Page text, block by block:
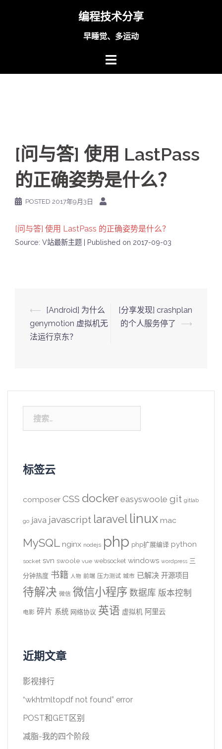
编程技术分享
早睡觉、多运动
[问与答] 使用 LastPass
的正确姿势是什么？
POSTED 2017年9月3日
[问与答] 使用 LastPass 的正确姿势是什么？
Source: V站最新主题 Published on 2017-09-03
Post
navigation
⟵
[Android] 为什么
genymotion 虚拟机无
法运行京东？
[分享发现] crashplan
的个人服务停了
⟶
索：
标签云
composer CSS docker easyswoole git gitlab
go java javascript laravel linux mac
MySQL nginx nodejs php php扩展编译 python
socket svn swoole vue websocket windows wordpress 三
分钟热度 书籍 人物 前端 压力测试 城市 已解决 开源项目
待解决 微信 微信小程序 数据库 版本控制
电影 碎片 系统 网络协议 英语 虚拟机 阿里云
近期文章
影视排行
“wkhtmltopdf not found” error
POST和GET区别
减脂-我的四个阶段